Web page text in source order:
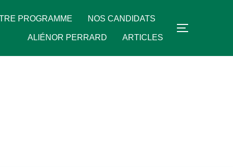
PROGRAMME NOS CANDIDATS
ALIÉNOR PERRARD ARTICLES